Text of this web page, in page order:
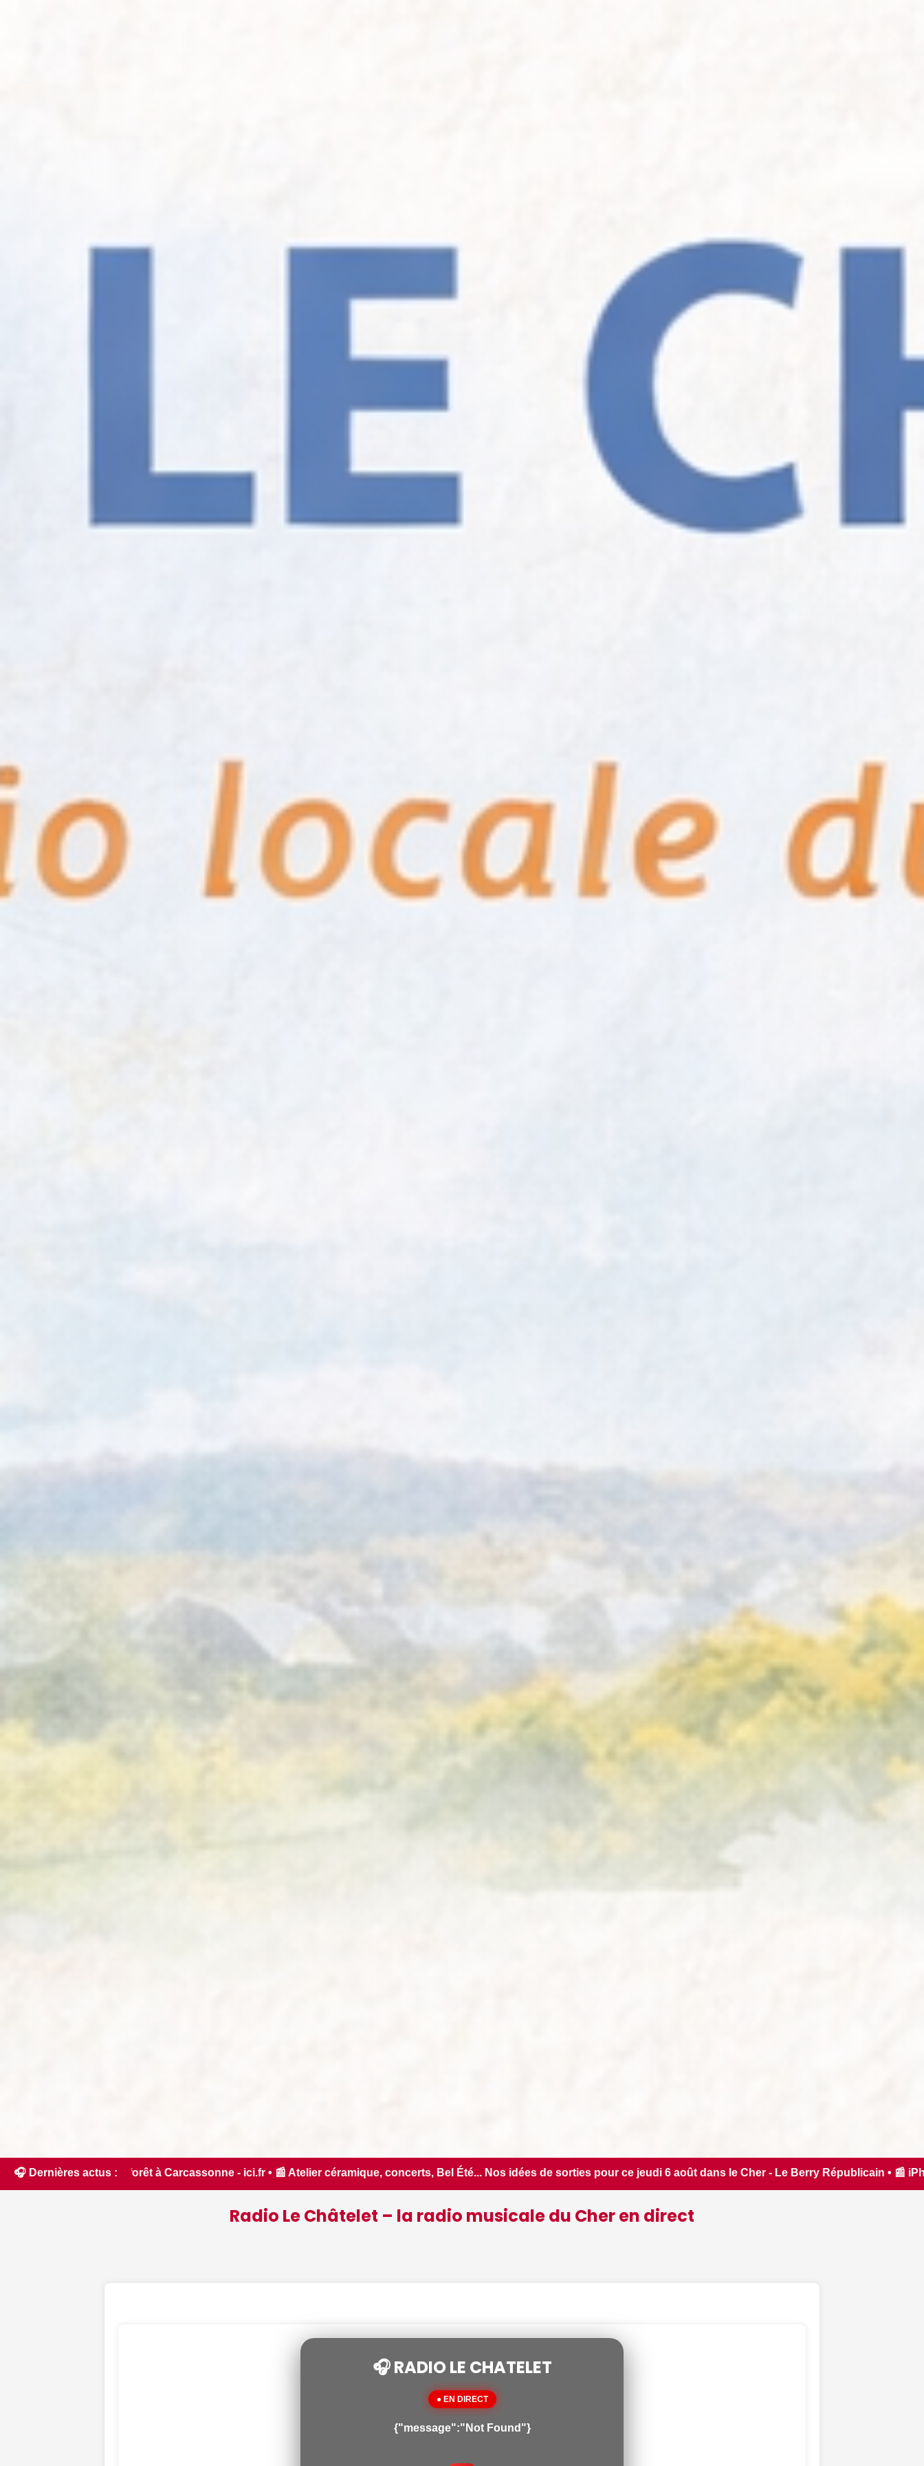
🎧 Dernières actus :
• 📰 Atelier céramique, concerts, Bel Été... Nos idées de sorties pour ce jeudi 6 août dans le Cher - Le Berry Républicain • 📰 iPhone 18 Pro : il sera bien plus cher que
Radio Le Châtelet – la radio musicale du Cher en direct
🎧 RADIO LE CHATELET
● EN DIRECT
{"message":"Not Found"}